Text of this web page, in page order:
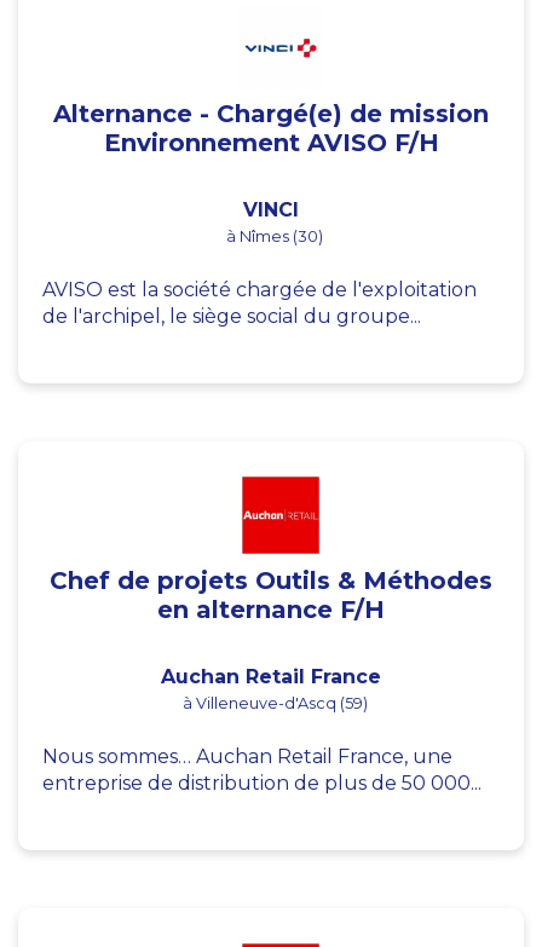
Alternance - Chargé(e) de mission
Environnement AVISO F/H
VINCI
à Nîmes (30)
AVISO est la société chargée de l'exploitation
de l'archipel, le siège social du groupe...
Chef de projets Outils & Méthodes
en alternance F/H
Auchan Retail France
à Villeneuve-d'Ascq (59)
Nous sommes… Auchan Retail France, une
entreprise de distribution de plus de 50 000...